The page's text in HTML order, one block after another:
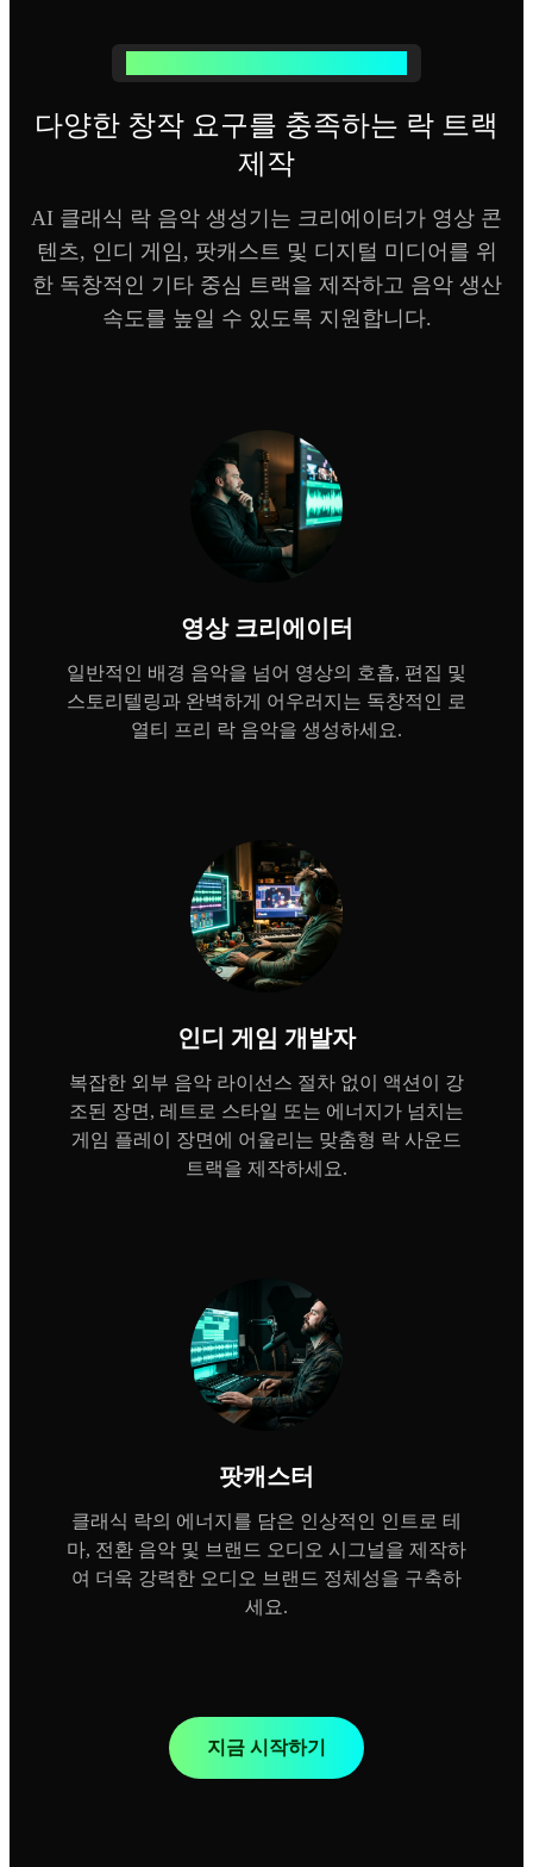
다양한 창작 요구를 충족하는 락 트랙
제작
AI 클래식 락 음악 생성기는 크리에이터가 영상 콘
텐츠, 인디 게임, 팟캐스트 및 디지털 미디어를 위
한 독창적인 기타 중심 트랙을 제작하고 음악 생산
속도를 높일 수 있도록 지원합니다.
영상 크리에이터
일반적인 배경 음악을 넘어 영상의 호흡, 편집 및
스토리텔링과 완벽하게 어우러지는 독창적인 로
열티 프리 락 음악을 생성하세요.
인디 게임 개발자
복잡한 외부 음악 라이선스 절차 없이 액션이 강
조된 장면, 레트로 스타일 또는 에너지가 넘치는
게임 플레이 장면에 어울리는 맞춤형 락 사운드
트랙을 제작하세요.
팟캐스터
클래식 락의 에너지를 담은 인상적인 인트로 테
마, 전환 음악 및 브랜드 오디오 시그널을 제작하
여 더욱 강력한 오디오 브랜드 정체성을 구축하
세요.
지금 시작하기